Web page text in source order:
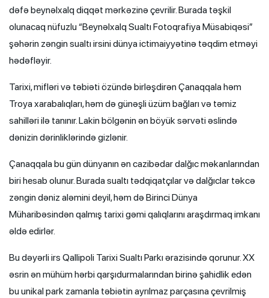
dəfə beynəlxalq diqqət mərkəzinə çevrilir. Burada təşkil
olunacaq nüfuzlu “Beynəlxalq Sualtı Fotoqrafiya Müsabiqəsi”
şəhərin zəngin sualtı irsini dünya ictimaiyyətinə təqdim etməyi
hədəfləyir.
Tarixi, mifləri və təbiəti özündə birləşdirən Çanaqqala həm
Troya xarabalıqları, həm də günəşli üzüm bağları və təmiz
sahilləri ilə tanınır. Lakin bölgənin ən böyük sərvəti əslində
dənizin dərinliklərində gizlənir.
Çanaqqala bu gün dünyanın ən cazibədar dalğıc məkanlarından
biri hesab olunur. Burada sualtı tədqiqatçılar və dalğıclar təkcə
zəngin dəniz aləmini deyil, həm də Birinci Dünya
Müharibəsindən qalmış tarixi gəmi qalıqlarını araşdırmaq imkanı
əldə edirlər.
Bu dəyərli irs Qallipoli Tarixi Sualtı Parkı ərazisində qorunur. XX
əsrin ən mühüm hərbi qarşıdurmalarından birinə şahidlik edən
bu unikal park zamanla təbiətin ayrılmaz parçasına çevrilmiş